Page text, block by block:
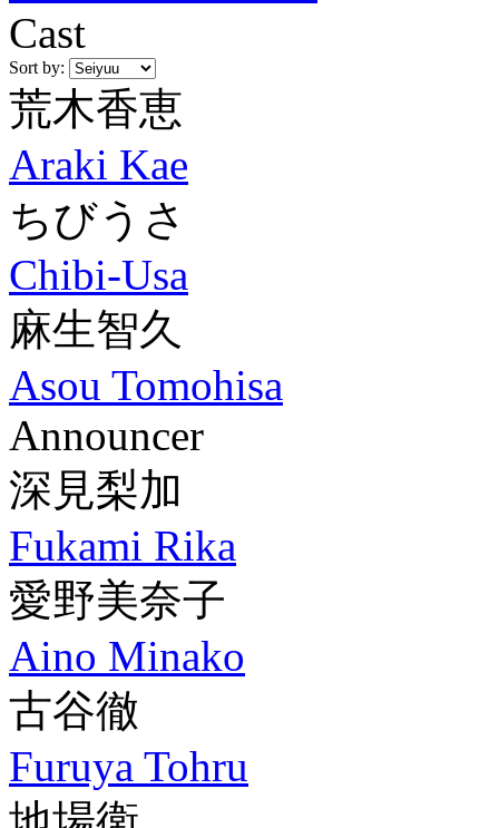
Cast
Sort by:
荒木香恵
Araki Kae
ちびうさ
Chibi-Usa
麻生智久
Asou Tomohisa
Announcer
深見梨加
Fukami Rika
愛野美奈子
Aino Minako
古谷徹
Furuya Tohru